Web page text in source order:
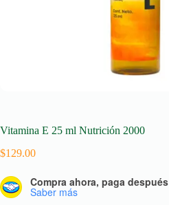
Vitamina E 25 ml Nutrición 2000
$129.00
Compra ahora, paga después
Saber más